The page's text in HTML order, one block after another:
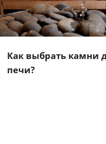
Как выбрать камни
печи?